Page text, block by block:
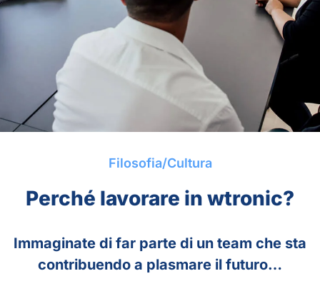
Filosofia/Cultura
Perché lavorare in wtronic?
Immaginate di far parte di un team che sta
contribuendo a plasmare il futuro…